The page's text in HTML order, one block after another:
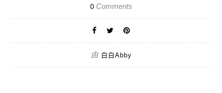
0Comments
由 白白Abby